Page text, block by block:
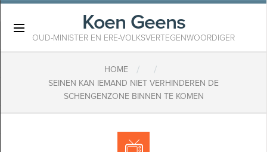
Koen Geens
OUD-MINISTER EN ERE-VOLKSVERTEGENWOORDIGER
HOME / /
SEINEN KAN IEMAND NIET VERHINDEREN DE
SCHENGENZONE BINNEN TE KOMEN